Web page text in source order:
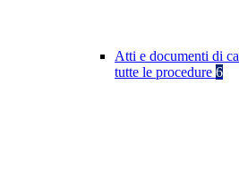
Atti e documenti di
tutte le procedure 6